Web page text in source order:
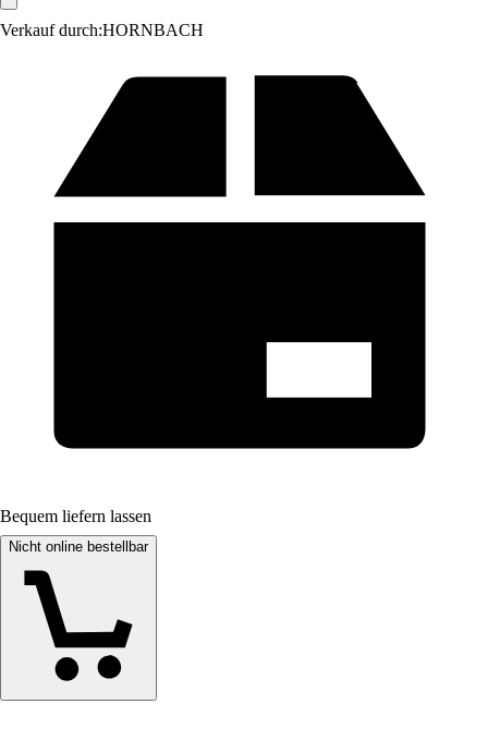
Verkauf durch:HORNBACH
Bequem liefern lassen
Nicht online bestellbar